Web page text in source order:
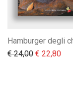
Hamburger degli
€24,00 Il prezzo
€ 22,80Il